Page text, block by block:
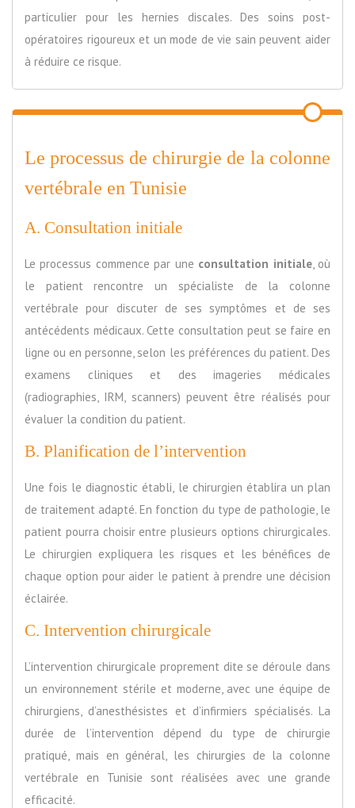
particulier pour les hernies discales. Des soins post-
opératoires rigoureux et un mode de vie sain peuvent aider
à réduire ce risque.
Le processus de chirurgie de la colonne
vertébrale en Tunisie
A. Consultation initiale
Le processus commence par une consultation initiale, où
le patient rencontre un spécialiste de la colonne
vertébrale pour discuter de ses symptômes et de ses
antécédents médicaux. Cette consultation peut se faire en
ligne ou en personne, selon les préférences du patient. Des
examens cliniques et des imageries médicales
(radiographies, IRM, scanners) peuvent être réalisés pour
évaluer la condition du patient.
B. Planification de l’intervention
Une fois le diagnostic établi, le chirurgien établira un plan
de traitement adapté. En fonction du type de pathologie, le
patient pourra choisir entre plusieurs options chirurgicales.
Le chirurgien expliquera les risques et les bénéfices de
chaque option pour aider le patient à prendre une décision
éclairée.
C. Intervention chirurgicale
L’intervention chirurgicale proprement dite se déroule dans
un environnement stérile et moderne, avec une équipe de
chirurgiens, d’anesthésistes et d’infirmiers spécialisés. La
durée de l’intervention dépend du type de chirurgie
pratiqué, mais en général, les chirurgies de la colonne
vertébrale en Tunisie sont réalisées avec une grande
efficacité.